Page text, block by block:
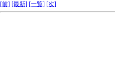
[前] [最新] [一覧] [次]